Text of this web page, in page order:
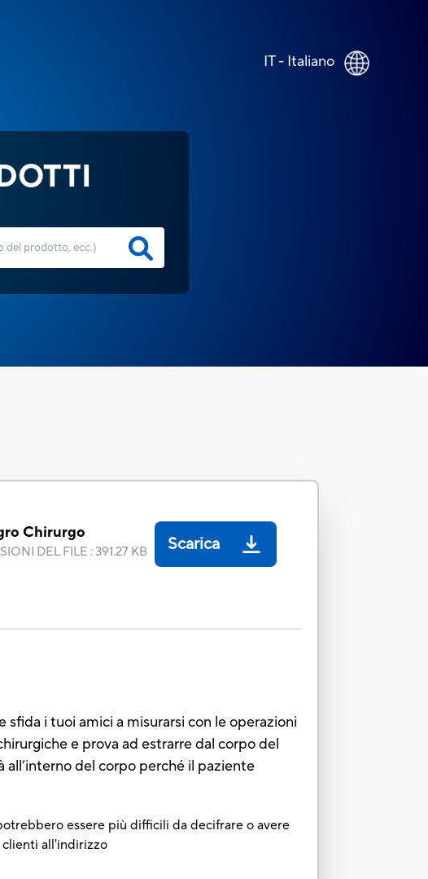
IT - Italiano
Chirurgo
DEL FILE :391.27 KB Scarica
i tuoi amici a misurarsi con le operazioni
e prova ad estrarre dal corpo del
del corpo perché il paziente
essere più difficili da decifrare o avere
clienti all'indirizzo